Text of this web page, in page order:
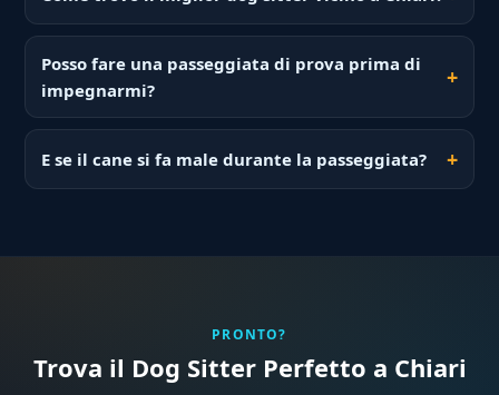
Posso fare una passeggiata di prova prima di
impegnarmi?
E se il cane si fa male durante la passeggiata?
PRONTO?
Trova il Dog Sitter Perfetto a Chiari